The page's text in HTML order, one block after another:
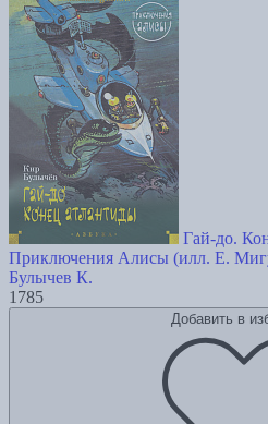
Гай-до.
Приключения Алисы (илл. Е.
Булычев К.
1785
Добавить в